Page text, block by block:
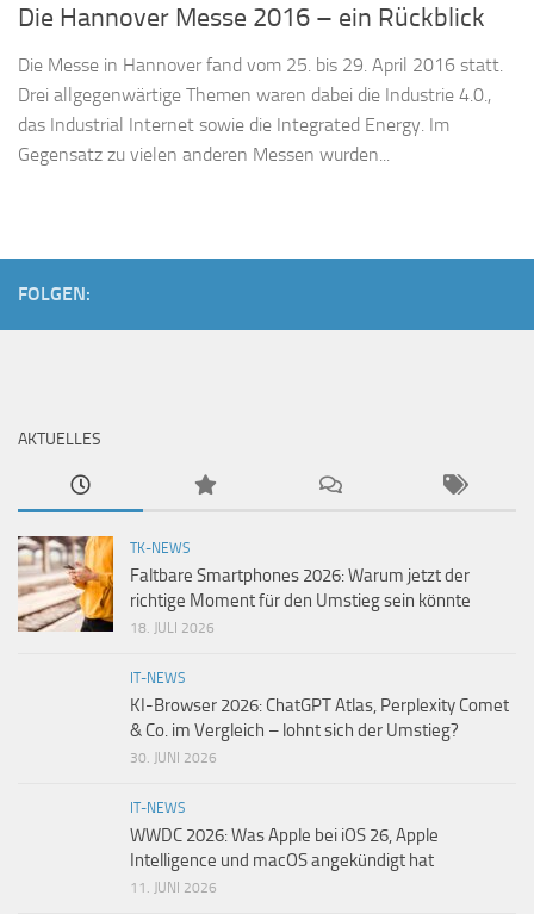
Die Hannover Messe 2016 – ein Rückblick
Die Messe in Hannover fand vom 25. bis 29. April 2016 statt.
Drei allgegenwärtige Themen waren dabei die Industrie 4.0.,
das Industrial Internet sowie die Integrated Energy. Im
Gegensatz zu vielen anderen Messen wurden...
FOLGEN:
AKTUELLES
TK-NEWS
Faltbare Smartphones 2026: Warum jetzt der
richtige Moment für den Umstieg sein könnte
18. JULI 2026
IT-NEWS
KI-Browser 2026: ChatGPT Atlas, Perplexity Comet
& Co. im Vergleich – lohnt sich der Umstieg?
30. JUNI 2026
IT-NEWS
WWDC 2026: Was Apple bei iOS 26, Apple
Intelligence und macOS angekündigt hat
11. JUNI 2026